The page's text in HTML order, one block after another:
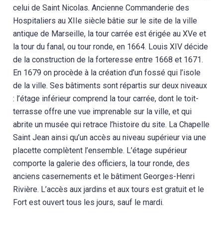
celui de Saint Nicolas. Ancienne Commanderie des
Hospitaliers au XIIe siècle bâtie sur le site de la ville
antique de Marseille, la tour carrée est érigée au XVe et
la tour du fanal, ou tour ronde, en 1664. Louis XIV décide
de la construction de la forteresse entre 1668 et 1671.
En 1679 on procède à la création d’un fossé qui l’isole
de la ville. Ses bâtiments sont répartis sur deux niveaux
: l’étage inférieur comprend la tour carrée, dont le toit-
terrasse offre une vue imprenable sur la ville, et qui
abrite un musée qui retrace l’histoire du site. La Chapelle
Saint Jean ainsi qu’un accès au niveau supérieur via une
placette complètent l’ensemble. L’étage supérieur
comporte la galerie des officiers, la tour ronde, des
anciens casernements et le bâtiment Georges-Henri
Rivière. L’accès aux jardins et aux tours est gratuit et le
Fort est ouvert tous les jours, sauf le mardi.